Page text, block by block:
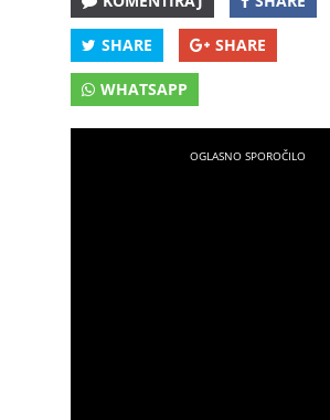
SHARE SHARE
WHATSAPP